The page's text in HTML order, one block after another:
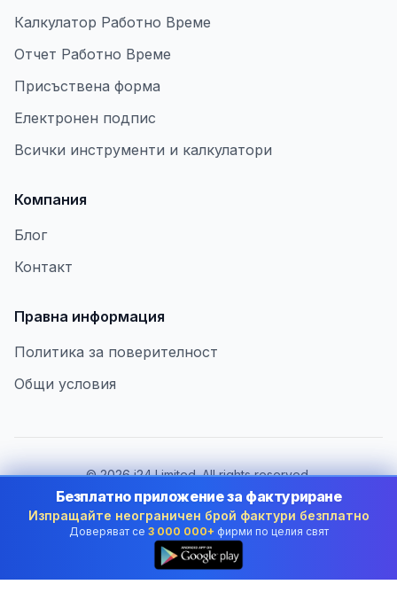
Калкулатор Работно Време
Отчет Работно Време
Присъствена форма
Електронен подпис
Всички инструменти и калкулатори
Компания
Блог
Контакт
Правна информация
Политика за поверителност
Общи условия
©2026i24 Limited. All rights reserved.
В услуга на бизнеса в Bulgaria
Смяна на държава:
Bulgaria
Безплатно приложение за фактуриране
Изпращайте неограничен брой фактури безплатно
Доверяват се 3 000 000+ фирми по целия свят